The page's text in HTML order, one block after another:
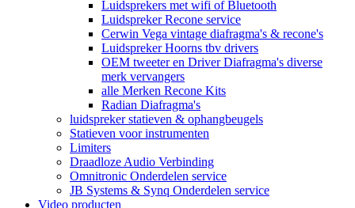
Luidsprekers met wifi of Bluetooth
Luidspreker Recone service
Cerwin Vega vintage diafragma's & recone's
Luidspreker Hoorns tbv drivers
OEM tweeter en Driver Diafragma's diverse
merk vervangers
alle Merken Recone Kits
Radian Diafragma's
luidspreker statieven & ophangbeugels
Statieven voor instrumenten
Limiters
Draadloze Audio Verbinding
Omnitronic Onderdelen service
JB Systems & Synq Onderdelen service
Video producten